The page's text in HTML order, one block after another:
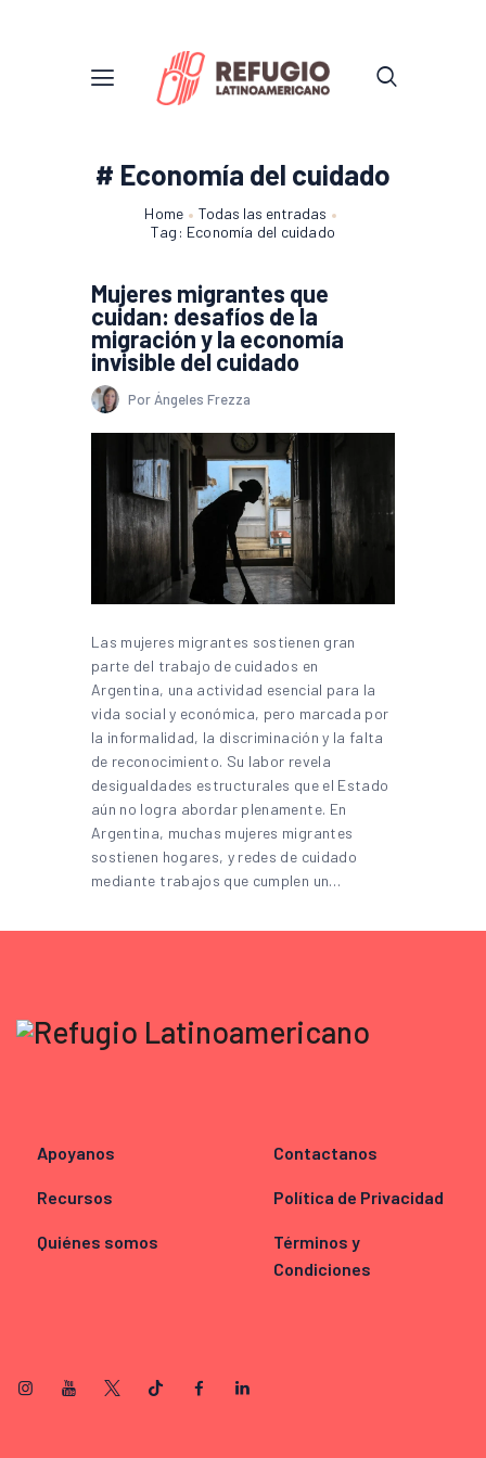
# Economía del cuidado
Home
Todas las entradas
Tag: Economía del cuidado
Mujeres migrantes que
cuidan: desafíos de la
migración y la economía
invisible del cuidado
Por Ángeles Frezza
Las mujeres migrantes sostienen gran
parte del trabajo de cuidados en
Argentina, una actividad esencial para la
vida social y económica, pero marcada por
la informalidad, la discriminación y la falta
de reconocimiento. Su labor revela
desigualdades estructurales que el Estado
aún no logra abordar plenamente. En
Argentina, muchas mujeres migrantes
sostienen hogares, y redes de cuidado
mediante trabajos que cumplen un…
Apoyanos
Recursos
Quiénes somos
Contactanos
Política de Privacidad
Términos y
Condiciones